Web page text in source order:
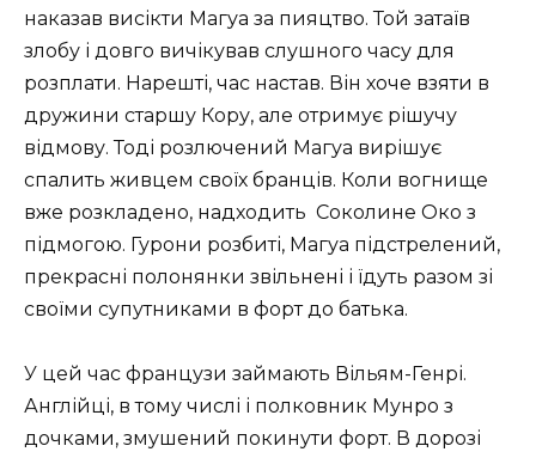
наказав висікти Магуа за пияцтво. Той затаїв
злобу і довго вичікував слушного часу для
розплати. Нарешті, час настав. Він хоче взяти в
дружини старшу Кору, але отримує рішучу
відмову. Тоді розлючений Магуа вирішує
спалить живцем своїх бранців. Коли вогнище
вже розкладено, надходить Соколине Око з
підмогою. Гурони розбиті, Магуа підстрелений,
прекрасні полонянки звільнені і їдуть разом зі
своїми супутниками в форт до батька.
У цей час французи займають Вільям-Генрі.
Англійці, в тому числі і полковник Мунро з
дочками, змушений покинути форт. В дорозі